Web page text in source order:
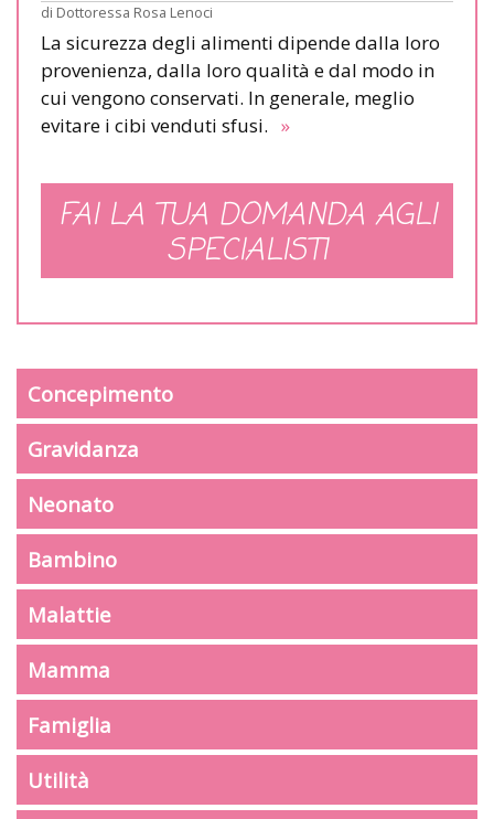
di Dottoressa Rosa Lenoci
La sicurezza degli alimenti dipende dalla loro
provenienza, dalla loro qualità e dal modo in
cui vengono conservati. In generale, meglio
evitare i cibi venduti sfusi. »
FAI LA TUA DOMANDA AGLI
SPECIALISTI
Concepimento
Gravidanza
Neonato
Bambino
Malattie
Mamma
Famiglia
Utilità